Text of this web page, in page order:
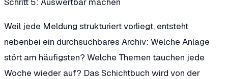
Weil jede Meldung strukturiert vorliegt, entsteht
nebenbei ein durchsuchbares Archiv: Welche Anlage
stört am häufigsten? Welche Themen tauchen jede
Woche wieder auf? Das Schichtbuch wird von der